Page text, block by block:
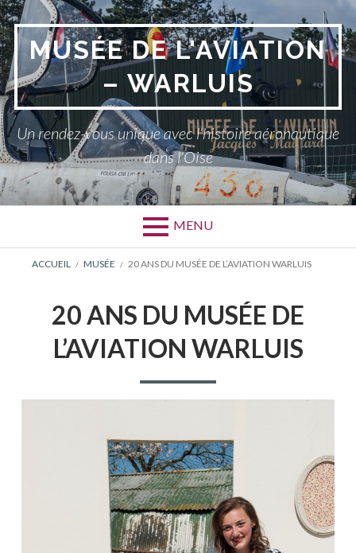
Aller
au
contenuMUSÉE DE L'AVIATION
– WARLUIS
Un rendez-vous unique avec l’histoire aéronautique
dans l'Oise
MENU
FIL
D'ARIANE
ACCUEIL MUSÉE 20 ANS DU MUSÉE DE L’AVIATION WARLUIS
20 ANS DU MUSÉE DE
L’AVIATION WARLUIS